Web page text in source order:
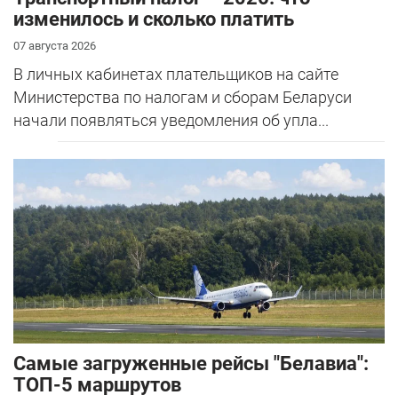
изменилось и сколько платить
07 августа 2026
В личных кабинетах плательщиков на сайте
Министерства по налогам и сборам Беларуси
начали появляться уведомления об упла...
Самые загруженные рейсы "Белавиа":
ТОП-5 маршрутов